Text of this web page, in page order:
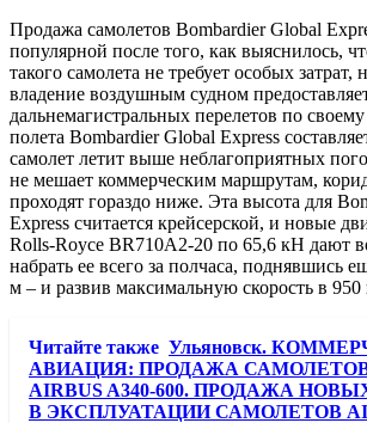
Продажа самолетов Bombardier Global
популярной после того, как выяснилось,
такого самолета не требует особых
владение воздушным судном
дальнемагистральных перелетов по
полета Bombardier Global Express
самолет летит выше неблагоприятных
не мешает коммерческим маршрутам,
проходят гораздо ниже. Эта высота для
Express считается крейсерской, и новые
Rolls-Royce BR710A2-20 по 65,6 кН дают
набрать ее всего за полчаса, поднявшись
м – и развив максимальную скорость в 950
Читайте также Ульяновск.
АВИАЦИЯ: ПРОДАЖА САМОЛЕТОВ
AIRBUS A340-600. ПРОДАЖА
В ЭКСПЛУАТАЦИИ САМОЛЕТОВ